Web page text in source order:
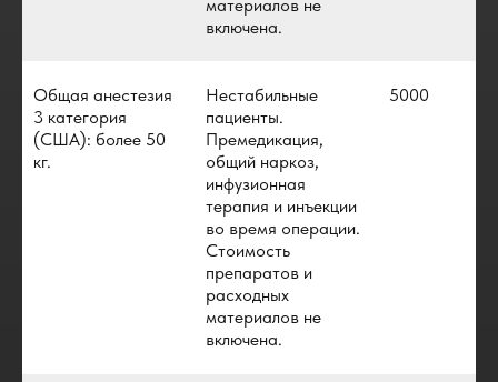
материалов не
включена.
Общая анестезия
3 категория
(США): более 50
кг.
Нестабильные
пациенты.
Премедикация,
общий наркоз,
инфузионная
терапия и инъекции
во время операции.
Стоимость
препаратов и
расходных
материалов не
включена.
5000